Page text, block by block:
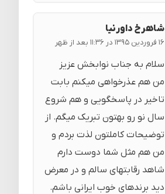
شاهرخ داورنیا
۱۶ فروردین ۱۳۹۵ در ۱۱:۳۶ بعد از ظهر
سلام به جناب نوابخش عزیز
من هم عذرخواهی میکنم بابت
تاخیر در پاسخگویی و هم شروع
سال نو رو بهتون تبریک میگم. از
توضیحات کاملتون لذت بردم و
من هم مثل شما دوست دارم
شاهد رقابتهای سالم و در معرض
دید برندهای خوب ایرانی باشم.